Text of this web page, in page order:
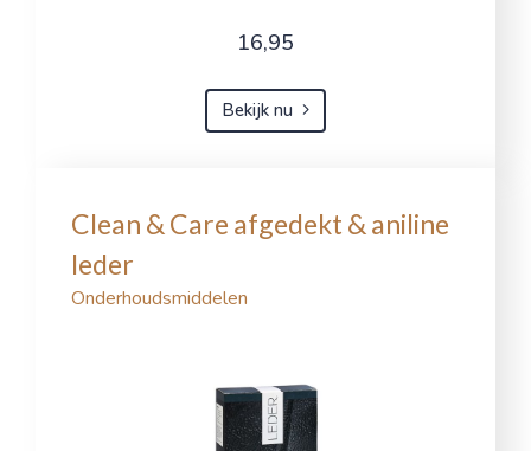
16,95
Bekijk nu
Clean & Care afgedekt & aniline
leder
Onderhoudsmiddelen